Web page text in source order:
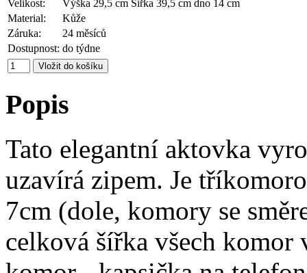
Velikost:
Výška 29,5 cm Šířka 39,5 cm dno 14 cm
Material:
Kůže
Záruka:
24 měsíců
Dostupnost: do týdne
Popis
Tato elegantní aktovka
uzavírá zipem. Je
7cm (dole, komory se
celková šířka všech komor